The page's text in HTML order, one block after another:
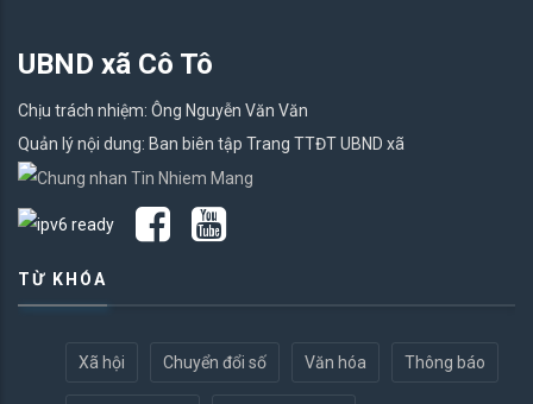
UBND xã Cô Tô
Chịu trách nhiệm: Ông Nguyễn Văn Văn
Quản lý nội dung: Ban biên tập Trang TTĐT UBND xã
TỪ KHÓA
Xã hội Chuyển đổi số Văn hóa Thông báo